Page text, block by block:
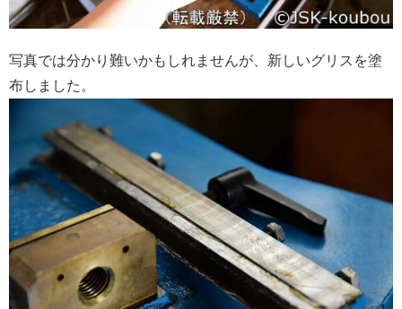
写真では分かり難いかもしれませんが、新しいグリスを塗
布しました。